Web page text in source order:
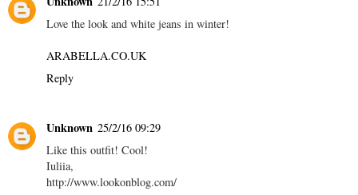
Love the look and white jeans in winter!
ARABELLA.CO.UK
Reply
Unknown 25/2/16 09:29
Like this outfit! Cool!
Iuliia,
http://www.lookonblog.com/